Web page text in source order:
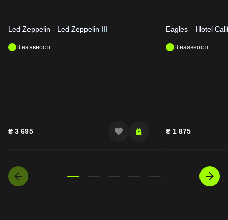
Led Zeppelin - Led Zeppelin III
В наявності
₴ 3 695
Eagles – Hotel
В наявності
₴ 1 875